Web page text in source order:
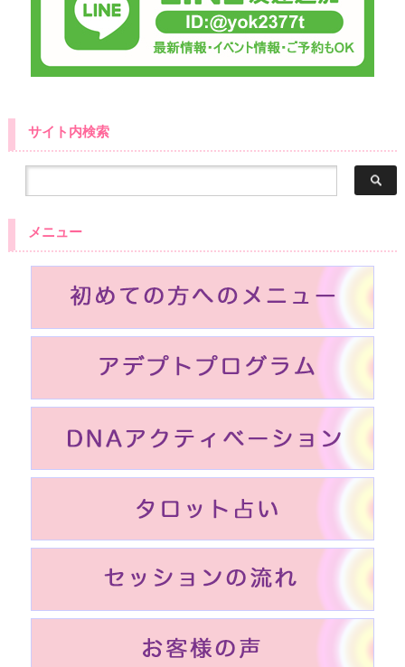
サイト内検索
メニュー